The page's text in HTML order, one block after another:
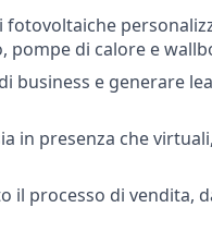
pompe di calore e
business e generare
in presenza che
processo di vendita,